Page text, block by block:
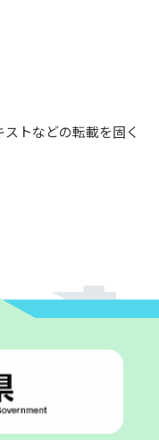
トなどの転載を固く